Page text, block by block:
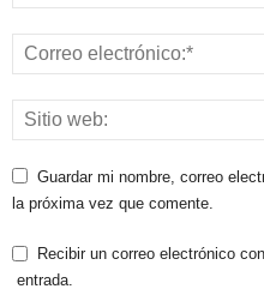
Guardar mi nombre, correo
la próxima vez que comente.
Recibir un correo electrónico
entrada.